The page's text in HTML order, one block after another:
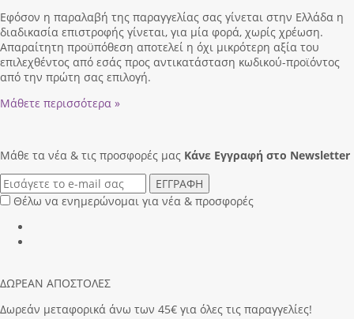
Εφόσον η παραλαβή της παραγγελίας σας γίνεται στην Ελλάδα η
διαδικασία επιστροφής γίνεται, για μία φορά, χωρίς χρέωση.
Απαραίτητη προϋπόθεση αποτελεί η όχι μικρότερη αξία του
επιλεχθέντος από εσάς προς αντικατάσταση κωδικού-προϊόντος
από την πρώτη σας επιλογή.
Μάθετε περισσότερα »
Μάθε τα νέα & τις προσφορές μας Κάνε Eγγραφή στο Newsletter
ΕΓΓΡΑΦΗ
Θέλω να ενημερώνομαι για νέα & προσφορές
ΔΩΡΕΑΝ ΑΠΟΣΤΟΛΕΣ
Δωρεάν μεταφορικά άνω των 45€ για όλες τις παραγγελίες!